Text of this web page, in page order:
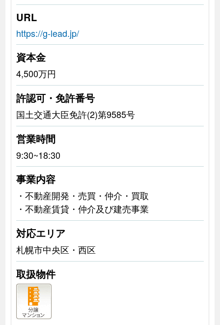
URL
https://g-lead.jp/
資本金
4,500万円
許認可・免許番号
国土交通大臣免許(2)第9585号
営業時間
9:30~18:30
事業内容
・不動産開発・売買・仲介・買取
・不動産賃貸・仲介及び建売事業
対応エリア
札幌市中央区・西区
取扱物件